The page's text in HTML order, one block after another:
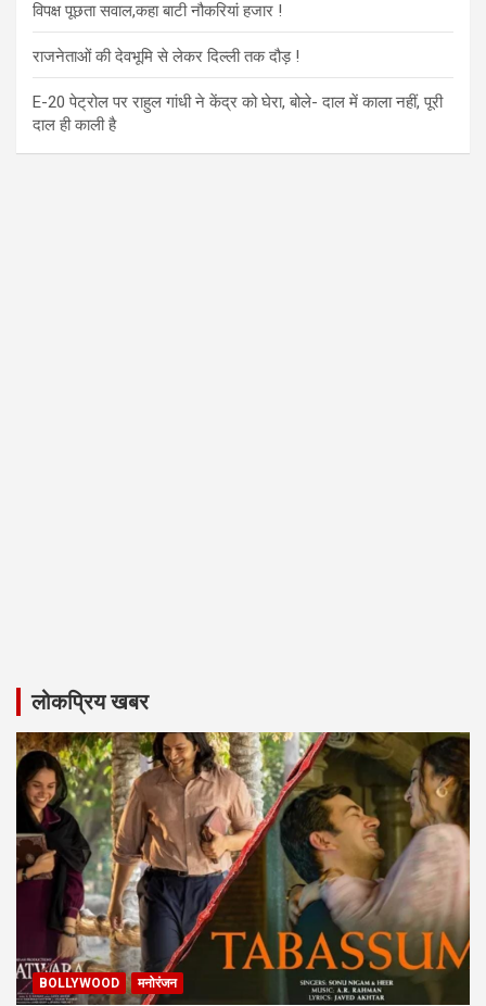
विपक्ष पूछता सवाल,कहा बाटी नौकरियां हजार !
राजनेताओं की देवभूमि से लेकर दिल्ली तक दौड़ !
E-20 पेट्रोल पर राहुल गांधी ने केंद्र को घेरा, बोले- दाल में काला नहीं, पूरी
दाल ही काली है
लोकप्रिय खबर
BOLLYWOOD मनोरंजन